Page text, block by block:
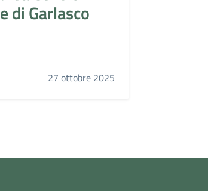
di Garlasco
27 ottobre 2025